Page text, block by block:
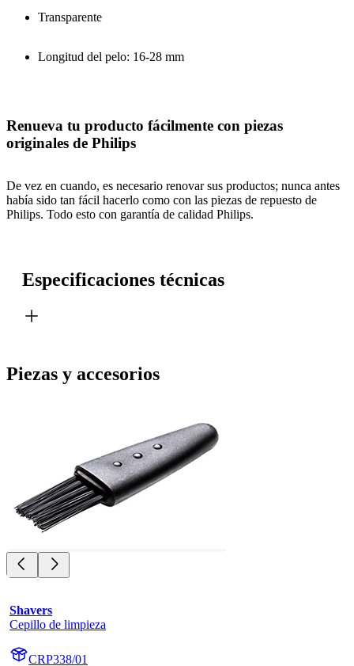
Transparente
Longitud del pelo: 16-28 mm
Renueva tu producto fácilmente con piezas
originales de Philips
De vez en cuando, es necesario renovar sus productos; nunca antes
había sido tan fácil hacerlo como con las piezas de repuesto de
Philips. Todo esto con garantía de calidad Philips.
Especificaciones técnicas
Piezas y accesorios
Shavers
Cepillo de limpieza
CRP338/01